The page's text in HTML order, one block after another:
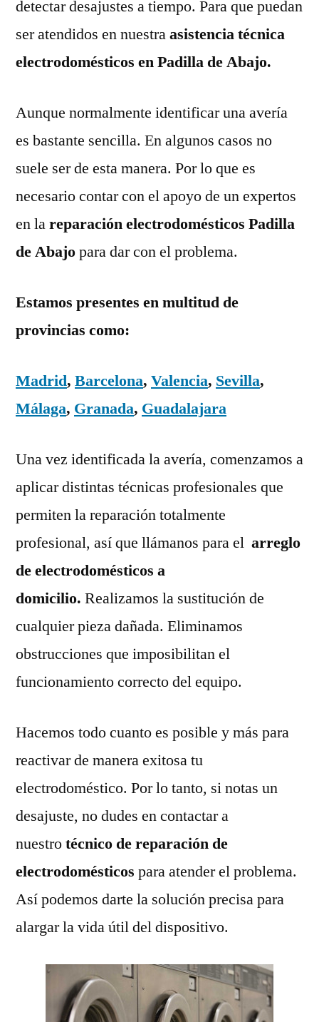
detectar desajustes a tiempo. Para que puedan
ser atendidos en nuestraasistencia técnica
electrodomésticos en Padilla de Abajo.
Aunque normalmente identificar una avería
es bastante sencilla. En algunos casos no
suele ser de esta manera. Por lo que es
necesario contar con el apoyo de un expertos
en lareparación electrodomésticos Padilla
de Abajopara dar con el problema.
Estamos presentes en multitud de
provincias como:
Madrid, Barcelona, Valencia, Sevilla,
Málaga, Granada, Guadalajara
Una vez identificada la avería, comenzamos a
aplicar distintas técnicas profesionales que
permiten la reparación totalmente
profesional, así que llámanos para el arreglo
de electrodomésticos a
domicilio. Realizamos la sustitución de
cualquier pieza dañada. Eliminamos
obstrucciones que imposibilitan el
funcionamiento correcto del equipo.
Hacemos todo cuanto es posible y más para
reactivar de manera exitosa tu
electrodoméstico. Por lo tanto, si notas un
desajuste, no dudes en contactar a
nuestrotécnico de reparación de
electrodomésticos para atender el problema.
Así podemos darte la solución precisa para
alargar la vida útil del dispositivo.